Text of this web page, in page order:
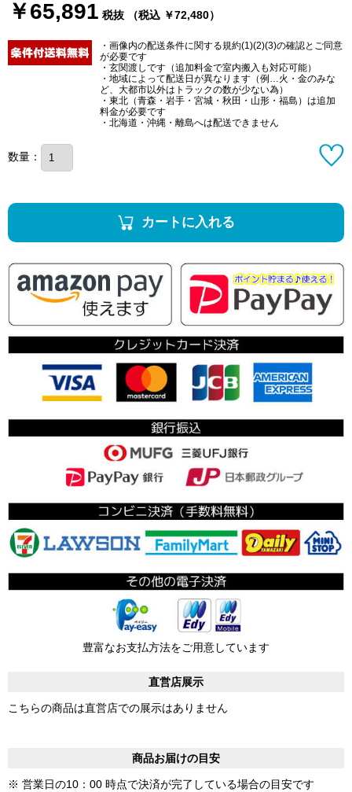
￥65,891 税抜 （税込 ￥72,480）
・画像内の配送条件に関する規約(1)(2)(3)の確認とご同意
が必要です
・玄関渡しです（追加料金で室内搬入も対応可能）
・地域によって配送日が異なります（例…火・金のみな
ど、大都市以外はトラックの数が少ない為）
・東北（青森・岩手・宮城・秋田・山形・福島）は追加
料金が必要です
・北海道・沖縄・離島へは配送できません
数量：
カートに入れる
豊富なお支払方法をご用意しています
直営店展示
こちらの商品は直営店での展示はありません
商品お届けの目安
※ 営業日の10：00 時点で決済が完了している場合の目安です